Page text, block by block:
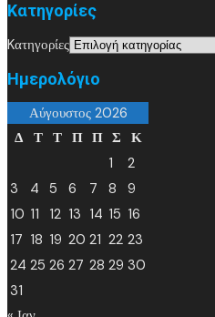
Kατηγορίες
Kατηγορίες
Ημερολόγιο
Αύγουστος 2026
Δ
Τ Τ Π Π Σ Κ
1
2
3
4 5 6 7 8
9
10 11 12 13 14 15 16
17 18 19 20 21 22 23
24 25 26 27 28 29 30
31